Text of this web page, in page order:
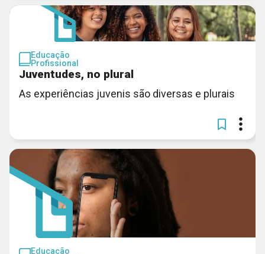
Educação
Profissional
Juventudes, no plural
As experiências juvenis são diversas e plurais
Educação